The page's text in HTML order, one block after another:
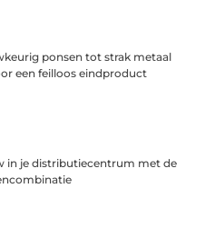
ponsen tot strak metaal
een feilloos eindproduct
in je distributiecentrum met de